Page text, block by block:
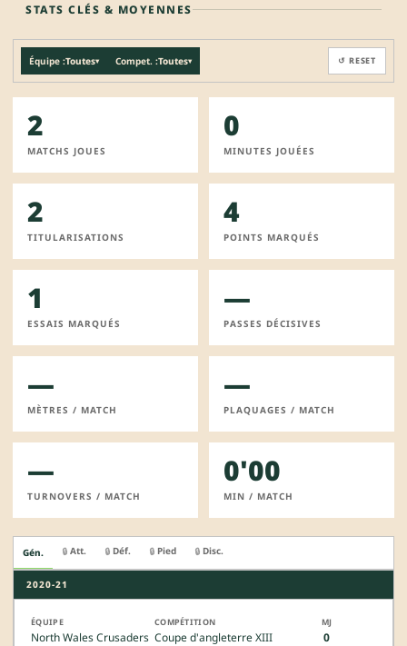
STATS CLÉS & MOYENNES
Équipe :Toutes▾ Compet. :Toutes▾ ↺ RESET
2
MATCHS JOUES
0
MINUTES JOUÉES
2
TITULARISATIONS
4
POINTS MARQUÉS
1
ESSAIS MARQUÉS
—
PASSES DÉCISIVES
—
MÈTRES / MATCH
—
PLAQUAGES / MATCH
—
TURNOVERS / MATCH
0'00
MIN / MATCH
Gén. 🔒 Att. 🔒 Déf. 🔒 Pied 🔒 Disc.
2020-21
North Wales Crusaders Coupe d'angleterre XIII 0